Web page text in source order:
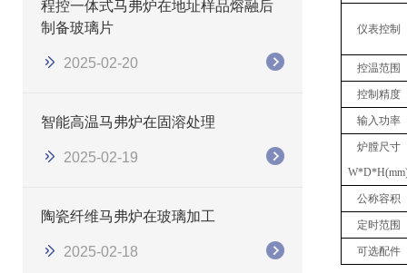
程控一体式马弗炉在地址样品熔融后
制备玻璃片
2025-02-20
智能高温马弗炉在固溶处理
2025-02-19
陶瓷纤维马弗炉在玻璃加工
2025-02-18
仪表控制
控温范围
控制精度
输入功率
炉膛尺寸
公称容积
定时范围
可选配件